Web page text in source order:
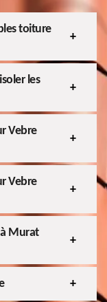
toiture
les
Vebre
Vebre
Murat